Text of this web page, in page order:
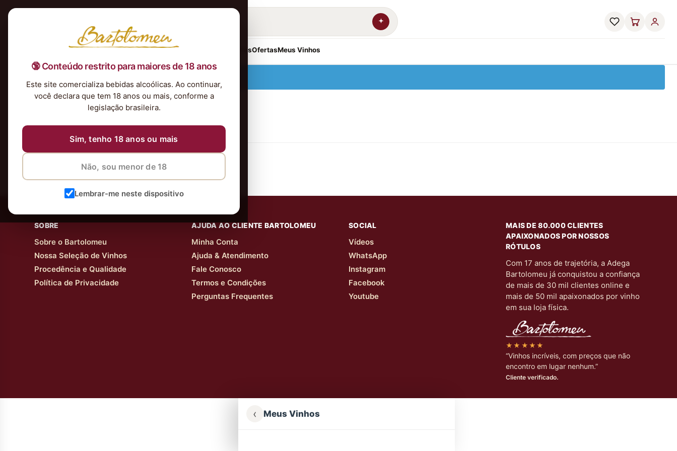
🔞 Conteúdo restrito para maiores de 18 anos
Este site comercializa bebidas alcoólicas. Ao continuar,
você declara que tem 18 anos ou mais, conforme a
legislação brasileira.
Sim, tenho 18 anos ou mais
Não, sou menor de 18
Lembrar-me neste dispositivo
Nossa Seleção TintosBrancosEspumantesRosés Kits & PresentesOfertasMeus Vinhos
SOBRE
Sobre o Bartolomeu
Nossa Seleção de Vinhos
Procedência e Qualidade
Política de Privacidade
AJUDA AO CLIENTE BARTOLOMEU
Minha Conta
Ajuda & Atendimento
Fale Conosco
Termos e Condições
Perguntas Frequentes
SOCIAL
Vídeos
WhatsApp
Instagram
Facebook
Youtube
MAIS DE 80.000 CLIENTES
APAIXONADOS POR NOSSOS
RÓTULOS
Com 17 anos de trajetória, a Adega
Bartolomeu já conquistou a confiança
de mais de 30 mil clientes online e
mais de 50 mil apaixonados por vinho
em sua loja física.
★★★★★
“Vinhos incríveis, com preços que não
encontro em lugar nenhum.”
Cliente verificado.
‹ Meus Vinhos